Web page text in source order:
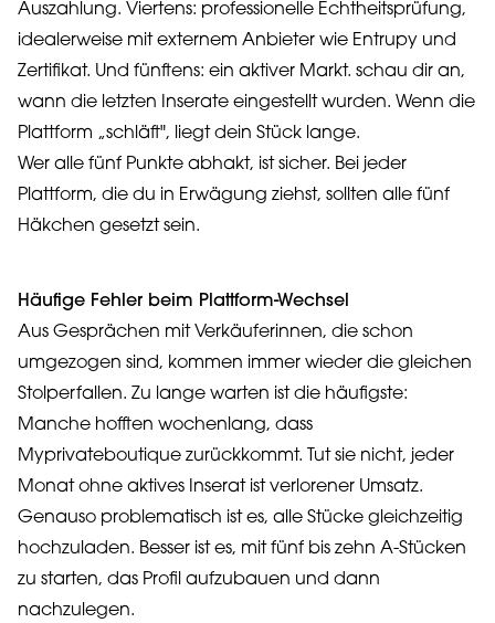
Auszahlung. Viertens: professionelle Echtheitsprüfung,
idealerweise mit externem Anbieter wie Entrupy und
Zertifikat. Und fünftens: ein aktiver Markt. schau dir an,
wann die letzten Inserate eingestellt wurden. Wenn die
Plattform „schläft", liegt dein Stück lange.
Wer alle fünf Punkte abhakt, ist sicher. Bei jeder
Plattform, die du in Erwägung ziehst, sollten alle fünf
Häkchen gesetzt sein.
Häufige Fehler beim Plattform-Wechsel
Aus Gesprächen mit Verkäuferinnen, die schon
umgezogen sind, kommen immer wieder die gleichen
Stolperfallen. Zu lange warten ist die häufigste:
Manche hofften wochenlang, dass
Myprivateboutique zurückkommt. Tut sie nicht, jeder
Monat ohne aktives Inserat ist verlorener Umsatz.
Genauso problematisch ist es, alle Stücke gleichzeitig
hochzuladen. Besser ist es, mit fünf bis zehn A-Stücken
zu starten, das Profil aufzubauen und dann
nachzulegen.